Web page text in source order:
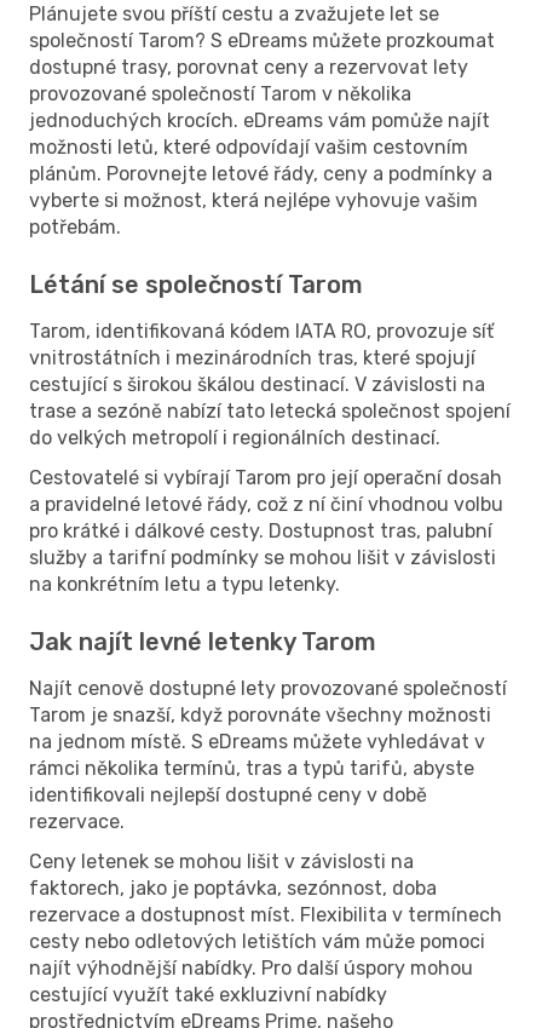
Plánujete svou příští cestu a zvažujete let se
společností Tarom? S eDreams můžete prozkoumat
dostupné trasy, porovnat ceny a rezervovat lety
provozované společností Tarom v několika
jednoduchých krocích. eDreams vám pomůže najít
možnosti letů, které odpovídají vašim cestovním
plánům. Porovnejte letové řády, ceny a podmínky a
vyberte si možnost, která nejlépe vyhovuje vašim
potřebám.
Létání se společností Tarom
Tarom, identifikovaná kódem IATA RO, provozuje síť
vnitrostátních i mezinárodních tras, které spojují
cestující s širokou škálou destinací. V závislosti na
trase a sezóně nabízí tato letecká společnost spojení
do velkých metropolí i regionálních destinací.
Cestovatelé si vybírají Tarom pro její operační dosah
a pravidelné letové řády, což z ní činí vhodnou volbu
pro krátké i dálkové cesty. Dostupnost tras, palubní
služby a tarifní podmínky se mohou lišit v závislosti
na konkrétním letu a typu letenky.
Jak najít levné letenky Tarom
Najít cenově dostupné lety provozované společností
Tarom je snazší, když porovnáte všechny možnosti
na jednom místě. S eDreams můžete vyhledávat v
rámci několika termínů, tras a typů tarifů, abyste
identifikovali nejlepší dostupné ceny v době
rezervace.
Ceny letenek se mohou lišit v závislosti na
faktorech, jako je poptávka, sezónnost, doba
rezervace a dostupnost míst. Flexibilita v termínech
cesty nebo odletových letištích vám může pomoci
najít výhodnější nabídky. Pro další úspory mohou
cestující využít také exkluzivní nabídky
prostřednictvím eDreams Prime, našeho